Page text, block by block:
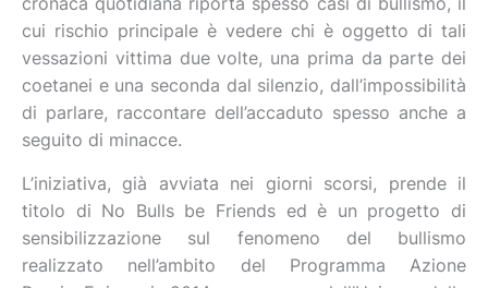
cui rischio principale è vedere chi è oggetto di tali
vessazioni vittima due volte, una prima da parte dei
coetanei e una seconda dal silenzio, dall’impossibilità
di parlare, raccontare dell’accaduto spesso anche a
seguito di minacce.
L’iniziativa, già avviata nei giorni scorsi, prende il
titolo di No Bulls be Friends ed è un progetto di
sensibilizzazione sul fenomeno del bullismo
realizzato nell’ambito del Programma Azione